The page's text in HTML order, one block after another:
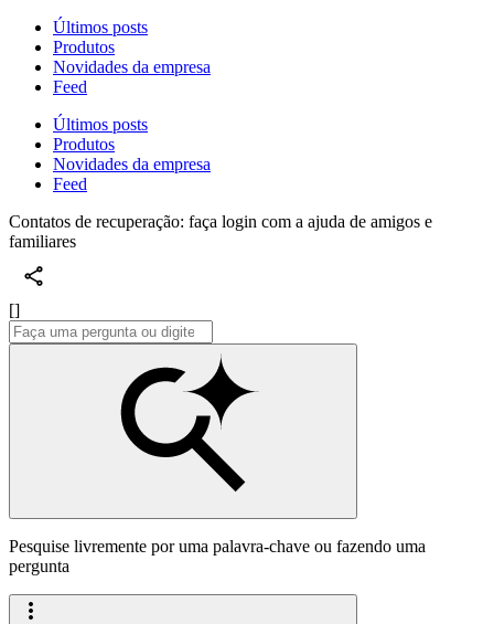
Últimos posts
Produtos
Novidades da empresa
Feed
Últimos posts
Produtos
Novidades da empresa
Feed
Contatos de recuperação: faça login com a ajuda de amigos e
familiares
[]
Pesquise livremente por uma palavra-chave ou fazendo uma
pergunta